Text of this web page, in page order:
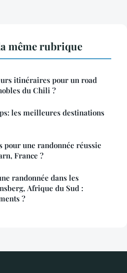
même rubrique
itinéraires pour un road
du Chili ?
les meilleures destinations
pour une randonnée réussie
France ?
randonnée dans les
Afrique du Sud :
?